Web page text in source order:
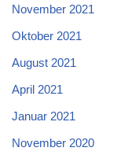
November 2021
Oktober 2021
August 2021
April 2021
Januar 2021
November 2020